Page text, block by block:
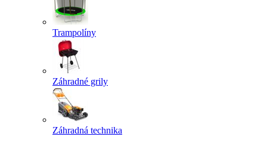
Trampolíny
Záhradné grily
Záhradná technika